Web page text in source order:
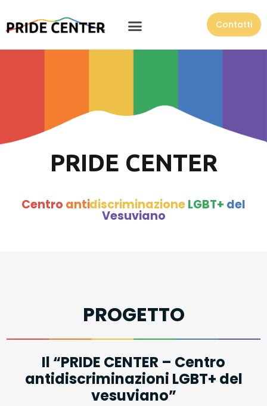
Contatti
PRIDE CENTER
Centro antidiscriminazioneLGBT+ del
Vesuviano
PROGETTO
Il “PRIDE CENTER – Centro
antidiscriminazioni LGBT+ del
vesuviano”